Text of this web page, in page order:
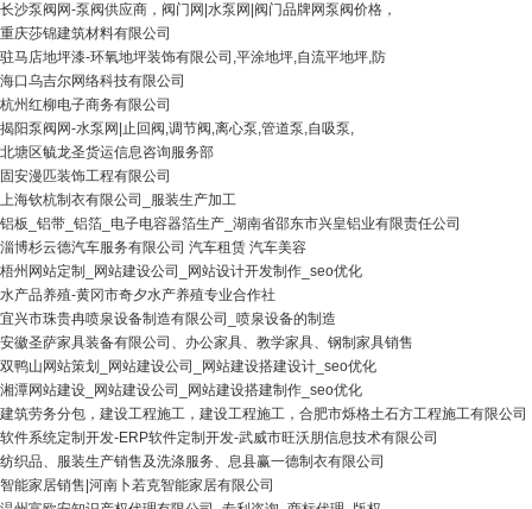
长沙泵阀网-泵阀供应商，阀门网|水泵网|阀门品牌网泵阀价格，
重庆莎锦建筑材料有限公司
驻马店地坪漆-环氧地坪装饰有限公司,平涂地坪,自流平地坪,防
海口乌吉尔网络科技有限公司
杭州红柳电子商务有限公司
揭阳泵阀网-水泵网|止回阀,调节阀,离心泵,管道泵,自吸泵,
北塘区毓龙圣货运信息咨询服务部
固安漫匹装饰工程有限公司
上海钦杭制衣有限公司_服装生产加工
铝板_铝带_铝箔_电子电容器箔生产_湖南省邵东市兴皇铝业有限责任公司
淄博杉云德汽车服务有限公司 汽车租赁 汽车美容
梧州网站定制_网站建设公司_网站设计开发制作_seo优化
水产品养殖-黄冈市奇夕水产养殖专业合作社
宜兴市珠贵冉喷泉设备制造有限公司_喷泉设备的制造
安徽圣萨家具装备有限公司、办公家具、教学家具、钢制家具销售
双鸭山网站策划_网站建设公司_网站建设搭建设计_seo优化
湘潭网站建设_网站建设公司_网站建设搭建制作_seo优化
建筑劳务分包，建设工程施工，建设工程施工，合肥市烁格土石方工程施工有限公司
软件系统定制开发-ERP软件定制开发-武威市旺沃朋信息技术有限公司
纺织品、服装生产销售及洗涤服务、息县赢一德制衣有限公司
智能家居销售|河南卜若克智能家居有限公司